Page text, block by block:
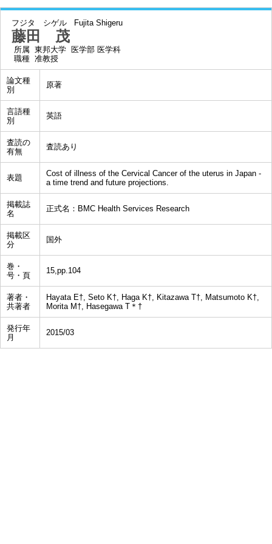
フジタ シゲル Fujita Shigeru
藤田 茂
所属 東邦大学 医学部 医学科
職種 准教授
論文種
別
原著
言語種
別
英語
査読の
有無
査読あり
表題
Cost of illness of the Cervical Cancer of the uterus in Japan -
a time trend and future projections.
掲載誌
名
正式名：BMC Health Services Research
掲載区
分
国外
巻・
号・頁
15,pp.104
著者・
共著者
Hayata E†, Seto K†, Haga K†, Kitazawa T†, Matsumoto K†,
Morita M†, Hasegawa T＊†
発行年
月
2015/03